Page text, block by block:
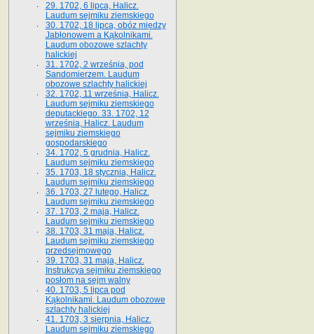
29. 1702, 6 lipca, Halicz.
Laudum sejmiku ziemskiego
30. 1702, 18 lipca, obóz między
Jabłonowem a Kąkolnikami.
Laudum obozowe szlachty
halickiej
31. 1702, 2 września, pod
Sandomierzem. Laudum
obozowe szlachty halickiej
32. 1702, 11 września, Halicz.
Laudum sejmiku ziemskiego
deputackiego. 33. 1702, 12
września, Halicz. Laudum
sejmiku ziemskiego
gospodarskiego
34. 1702, 5 grudnia, Halicz.
Laudum sejmiku ziemskiego
35. 1703, 18 stycznia, Halicz.
Laudum sejmiku ziemskiego
36. 1703, 27 lutego, Halicz.
Laudum sejmiku ziemskiego
37. 1703, 2 maja, Halicz.
Laudum sejmiku ziemskiego
38. 1703, 31 maja, Halicz.
Laudum sejmiku ziemskiego
przedsejmowego
39. 1703, 31 maja, Halicz.
Instrukcya sejmiku ziemskiego
posłom na sejm walny
40. 1703, 5 lipca pod
Kąkolnikami. Laudum obozowe
szlachty halickiej
41­. 1703, 3 sierpnia, Halicz.
Laudum sejmiku ziemskiego